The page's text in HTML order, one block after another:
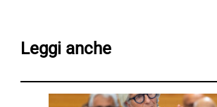
Leggi anche